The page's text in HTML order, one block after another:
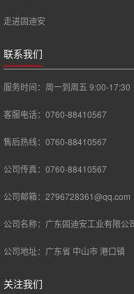
走进固迪安
联系我们
服务时间：周一到周五 9:00-17:30
客服电话：0760-88410567
售后热线：0760-88410567
公司传真：0760-88410567
公司邮箱：2796728361@qq.com
公司名称：广东固迪安工业有限公
公司地址：广东省 中山市 港口镇
关注我们